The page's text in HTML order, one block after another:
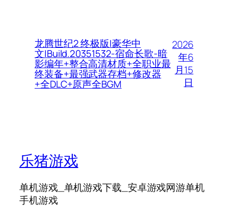
龙腾世纪2 终极版|豪华中
文|Build.20351532-宿命长歌-暗
影编年+整合高清材质+全职业最
终装备+最强武器存档+修改器
+全DLC+原声全BGM
2026
年6
月15
日
乐猪游戏
单机游戏_单机游戏下载_安卓游戏网游单机
手机游戏